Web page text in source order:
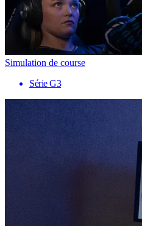
Simulation de course
Série G3